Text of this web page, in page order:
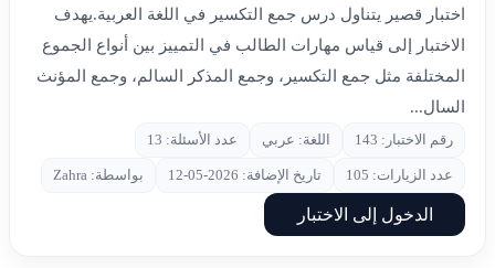
اختبار قصير يتناول درس جمع التكسير في اللغة العربية.يهدف
الاختبار إلى قياس مهارات الطالب في التمييز بين أنواع الجموع
المختلفة مثل جمع التكسير، وجمع المذكر السالم، وجمع المؤنث
السال...
رقم الاختبار: 143 اللغة: عربي عدد الأسئلة: 13
عدد الزيارات: 105 تاريخ الإضافة: 2026-05-12 بواسطة: Zahra
الدخول إلى الاختبار